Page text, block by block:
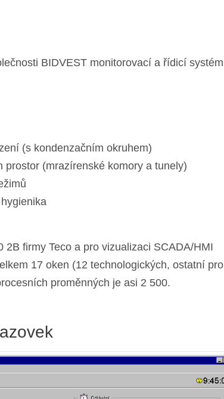
BIDVEST monitorovací a řídicí systém
(s kondenzačním okruhem)
(mrazírenské komory a tunely)
firmy Teco a pro vizualizaci SCADA/HMI
17 oken (12 technologických, ostatní pro
proměnných je asi 2 500.